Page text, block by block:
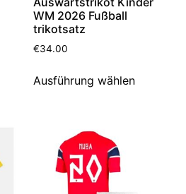
WM 2026 Fußball
trikotsatz
€34.00
Ausführung wählen